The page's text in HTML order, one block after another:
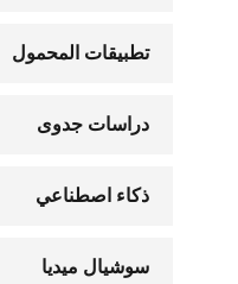
تطبيقات المحمول
دراسات جدوى
ذكاء اصطناعي
سوشيال ميديا